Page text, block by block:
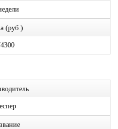
(руб.)